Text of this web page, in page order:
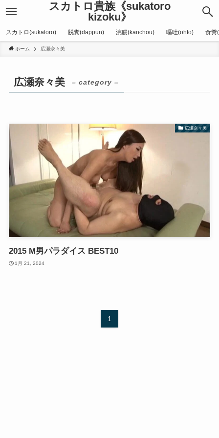
スカトロ貴族《sukatoro
kizoku》
スカトロ(sukatoro) 脱糞(dappun) 浣腸(kanchou) 嘔吐(ohto) 食糞
ホーム 広瀬奈々美
広瀬奈々美 – category –
広瀬奈々美
2015 M男パラダイス BEST10
1月 21, 2024
1